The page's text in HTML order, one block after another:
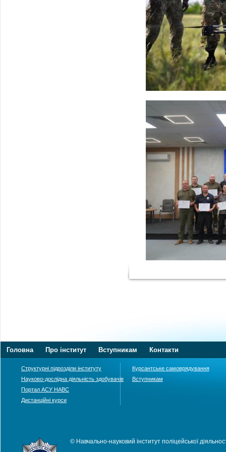
Головна Про інститут Вступникам Контакти
Структурні підрозділи інституту
Науково-дослідна діяльність здобувачів
Портал АСУ НАВС
Дистанційні курси
Курсантське самоврядування
Вступникам
© Навчально-науковий інститут поліцейської